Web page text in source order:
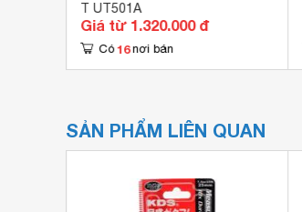
T UT501A
Giá từ 1.320.000 đ
Có 16 nơi bán
SẢN PHẨM LIÊN QUAN